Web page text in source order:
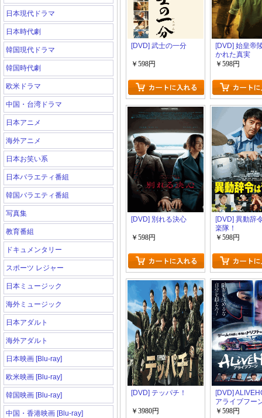
日本現代ドラマ
日本時代劇
韓国現代ドラマ
韓国時代劇
欧米ドラマ
中国・台湾ドラマ
日本アニメ
海外アニメ
日本お笑い系
日本バラエティ番組
韓国バラエティ番組
写真集
教育番組
ドキュメンタリー
スポーツ レジャー
日本ミュージック
海外ミュージック
日本アダルト
海外アダルト
日本映画 [Blu-ray]
欧米映画 [Blu-ray]
韓国映画 [Blu-ray]
中国・香港映画 [Blu-ray]
[DVD] 武士の一分
￥598円
[DVD] 始皇帝
かれた真実
￥598円
[DVD] 別れる決心
￥598円
[DVD] 異動辞
楽隊！
￥598円
[DVD] テッパチ！
￥3980円
[DVD]
アライブフー
￥598円